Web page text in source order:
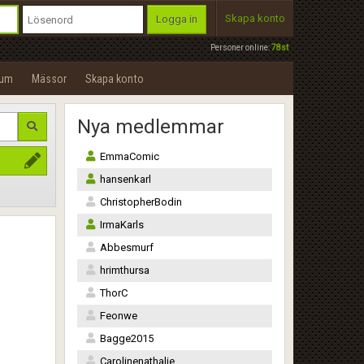
Personer online:78st
Logga in Skapa konto
Mässor Skapa konto
Nya medlemmar
EmmaComic
hansenkarl
ChristopherBodin
IrmaKarls
Abbesmurf
hrimthursa
ThorC
Feonwe
Bagge2015
Carolinenathalie